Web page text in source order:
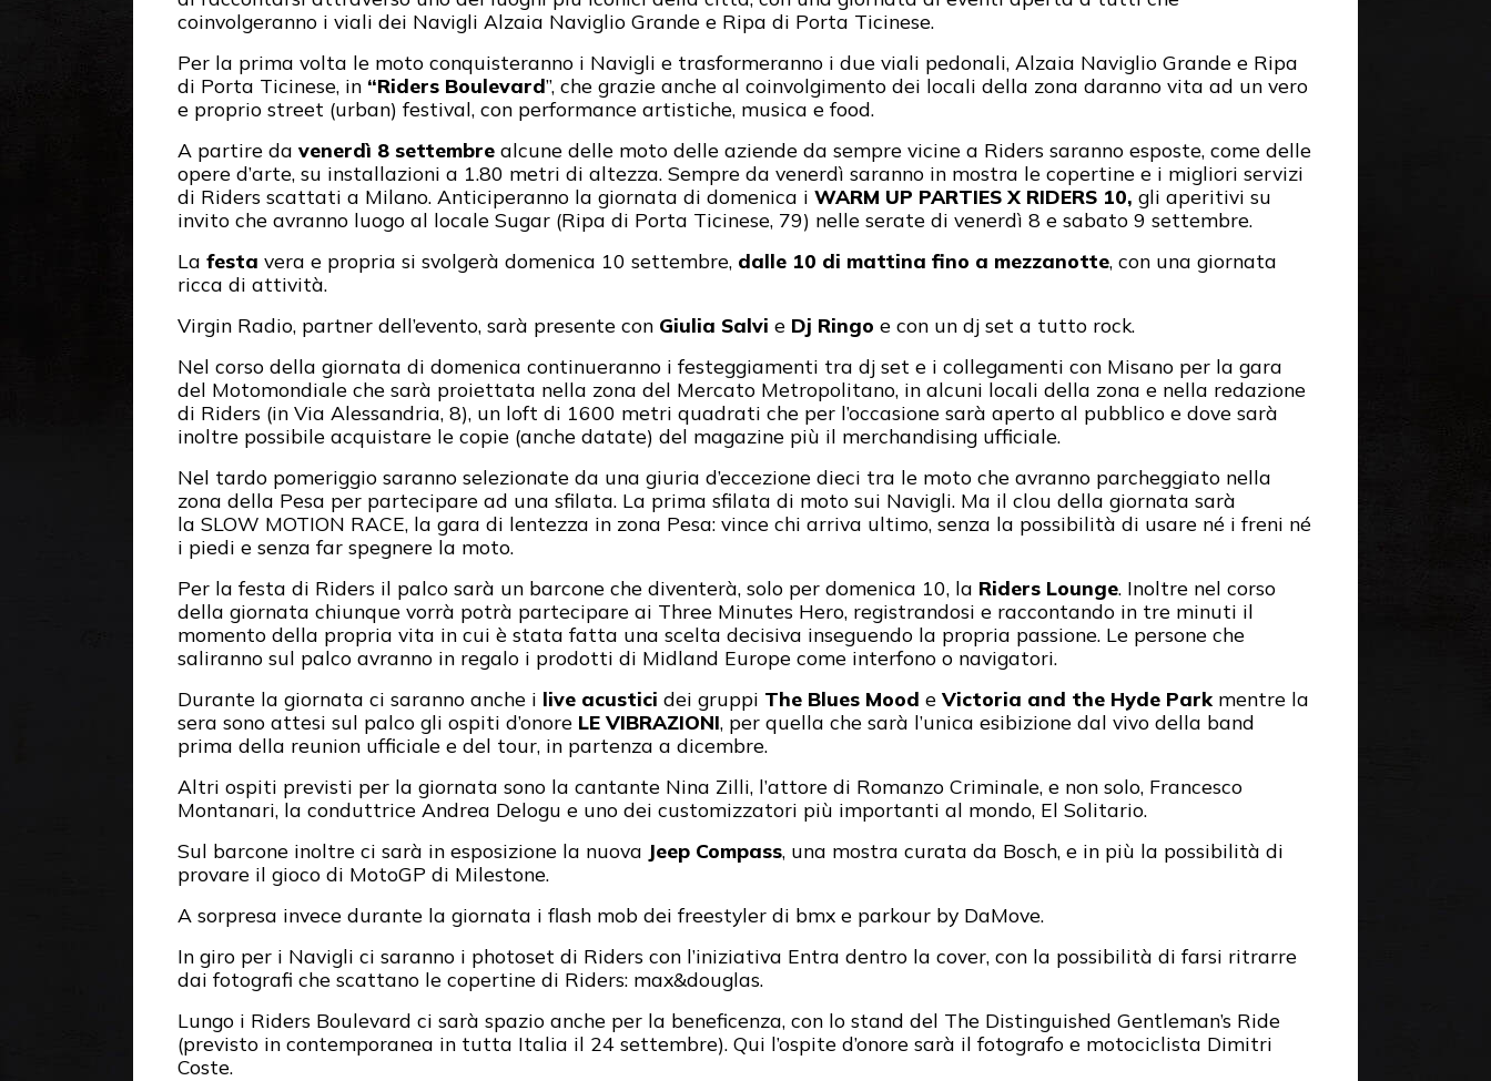
coinvolgeranno i viali dei Navigli Alzaia Naviglio Grande e Ripa di Porta Ticinese.
Per la prima volta le moto conquisteranno i Navigli e trasformeranno i due viali pedonali, Alzaia Naviglio Grande e Ripa
di Porta Ticinese, in “Riders Boulevard”, che grazie anche al coinvolgimento dei locali della zona daranno vita ad un vero
e proprio street (urban) festival, con performance artistiche, musica e food.
A partire da venerdì 8 settembre alcune delle moto delle aziende da sempre vicine a Riders saranno esposte, come delle
opere d’arte, su installazioni a 1.80 metri di altezza. Sempre da venerdì saranno in mostra le copertine e i migliori servizi
di Riders scattati a Milano. Anticiperanno la giornata di domenica i WARM UP PARTIES X RIDERS 10, gli aperitivi su
invito che avranno luogo al locale Sugar (Ripa di Porta Ticinese, 79) nelle serate di venerdì 8 e sabato 9 settembre.
La festa vera e propria si svolgerà domenica 10 settembre, dalle 10 di mattina fino a mezzanotte, con una giornata
ricca di attività.
Virgin Radio, partner dell’evento, sarà presente con Giulia Salvi e Dj Ringo e con un dj set a tutto rock.
Nel corso della giornata di domenica continueranno i festeggiamenti tra dj set e i collegamenti con Misano per la gara
del Motomondiale che sarà proiettata nella zona del Mercato Metropolitano, in alcuni locali della zona e nella redazione
di Riders (in Via Alessandria, 8), un loft di 1600 metri quadrati che per l’occasione sarà aperto al pubblico e dove sarà
inoltre possibile acquistare le copie (anche datate) del magazine più il merchandising ufficiale.
Nel tardo pomeriggio saranno selezionate da una giuria d’eccezione dieci tra le moto che avranno parcheggiato nella
zona della Pesa per partecipare ad una sfilata. La prima sfilata di moto sui Navigli. Ma il clou della giornata sarà
la SLOW MOTION RACE, la gara di lentezza in zona Pesa: vince chi arriva ultimo, senza la possibilità di usare né i freni né
i piedi e senza far spegnere la moto.
Per la festa di Riders il palco sarà un barcone che diventerà, solo per domenica 10, la Riders Lounge. Inoltre nel corso
della giornata chiunque vorrà potrà partecipare ai Three Minutes Hero, registrandosi e raccontando in tre minuti il
momento della propria vita in cui è stata fatta una scelta decisiva inseguendo la propria passione. Le persone che
saliranno sul palco avranno in regalo i prodotti di Midland Europe come interfono o navigatori.
Durante la giornata ci saranno anche i live acustici dei gruppi The Blues Mood e Victoria and the Hyde Park mentre la
sera sono attesi sul palco gli ospiti d’onore LE VIBRAZIONI, per quella che sarà l’unica esibizione dal vivo della band
prima della reunion ufficiale e del tour, in partenza a dicembre.
Altri ospiti previsti per la giornata sono la cantante Nina Zilli, l’attore di Romanzo Criminale, e non solo, Francesco
Montanari, la conduttrice Andrea Delogu e uno dei customizzatori più importanti al mondo, El Solitario.
Sul barcone inoltre ci sarà in esposizione la nuova Jeep Compass, una mostra curata da Bosch, e in più la possibilità di
provare il gioco di MotoGP di Milestone.
A sorpresa invece durante la giornata i flash mob dei freestyler di bmx e parkour by DaMove.
In giro per i Navigli ci saranno i photoset di Riders con l’iniziativa Entra dentro la cover, con la possibilità di farsi ritrarre
dai fotografi che scattano le copertine di Riders: max&douglas.
Lungo i Riders Boulevard ci sarà spazio anche per la beneficenza, con lo stand del The Distinguished Gentleman’s Ride
(previsto in contemporanea in tutta Italia il 24 settembre). Qui l’ospite d’onore sarà il fotografo e motociclista Dimitri
Coste.